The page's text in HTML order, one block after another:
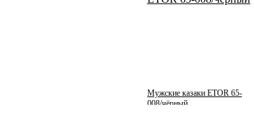
Мужские казаки ETOR 65-
008/чёрный